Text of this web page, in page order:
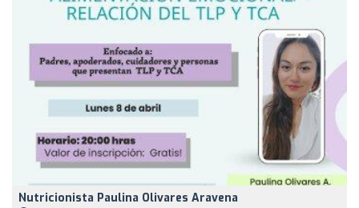
Nutricionista Paulina Olivares Aravena